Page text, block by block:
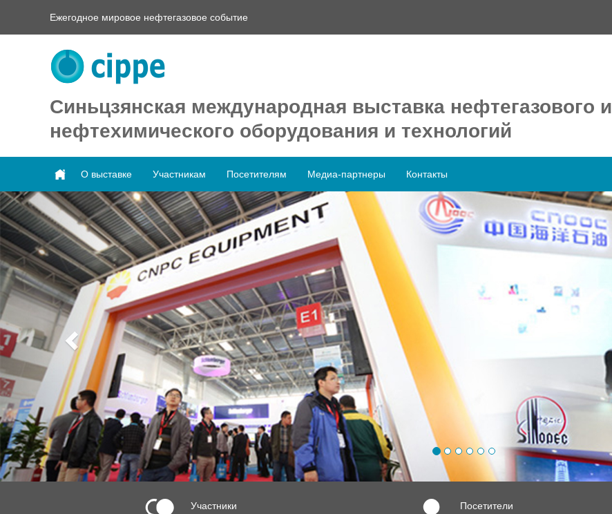
Ежегодное мировое нефтегазовое событие
Синьцзянская международная выставка нефтегазового и
нефтехимического оборудования и технологий
О выставке Участникам Посетителям Медиа-партнеры Контакты
Previous
Участники Посетители